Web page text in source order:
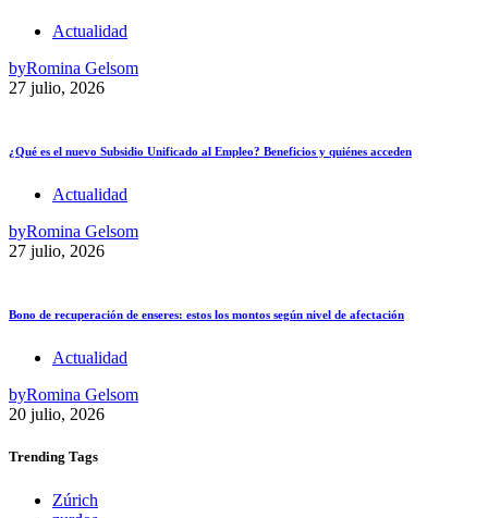
Actualidad
byRomina Gelsom
27 julio, 2026
¿Qué es el nuevo Subsidio Unificado al Empleo? Beneficios y quiénes acceden
Actualidad
byRomina Gelsom
27 julio, 2026
Bono de recuperación de enseres: estos los montos según nivel de afectación
Actualidad
byRomina Gelsom
20 julio, 2026
Trending Tags
Zúrich